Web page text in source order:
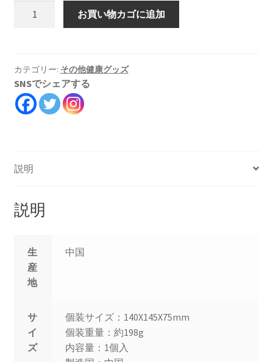
器
具
1
個
お買い物カゴに追加
カテゴリー: その他健康グッズ
SNSでシェアする
説明
説明
生
産
地
中国
サ
イ
ズ
個装サイズ：140X145X75mm
個装重量：約198g
内容量：1個入